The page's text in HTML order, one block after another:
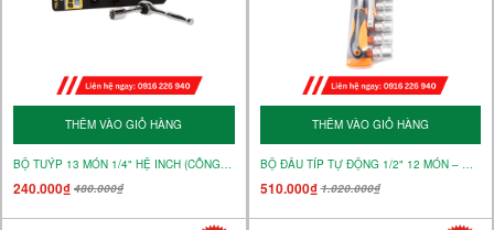
THÊM VÀO GIỎ HÀNG
BỘ TUÝP 13 MÓN 1/4" HỆ INCH (CÔNG NGHIỆP) – MÃ 15390
240.000₫ 480.000₫
THÊM VÀO GIỎ HÀNG
BỘ ĐẦU TÍP TỰ ĐỘNG 1/2" 12 MÓN – MÃ 15152
510.000₫1.020.000₫